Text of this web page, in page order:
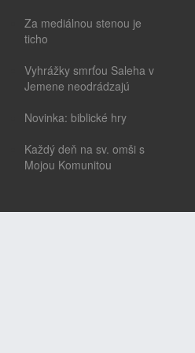
Za mediálnou stenou je
ticho
Vyhrážky smrťou Saleha v
Jemene neodrádzajú
Novinka: biblické hry
Každý deň na sv. omši s
Mojou Komunitou